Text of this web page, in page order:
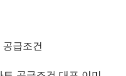
급조건